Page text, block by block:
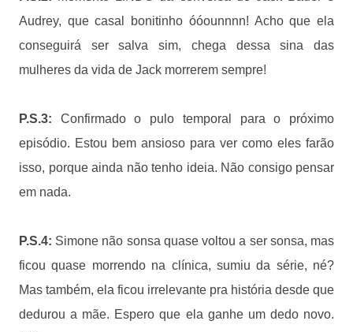
Audrey, que casal bonitinho óóounnnn! Acho que ela
conseguirá ser salva sim, chega dessa sina das
mulheres da vida de Jack morrerem sempre!
P.S.3: Confirmado o pulo temporal para o próximo
episódio. Estou bem ansioso para ver como eles farão
isso, porque ainda não tenho ideia. Não consigo pensar
em nada.
P.S.4: Simone não sonsa quase voltou a ser sonsa, mas
ficou quase morrendo na clínica, sumiu da série, né?
Mas também, ela ficou irrelevante pra história desde que
dedurou a mãe. Espero que ela ganhe um dedo novo.